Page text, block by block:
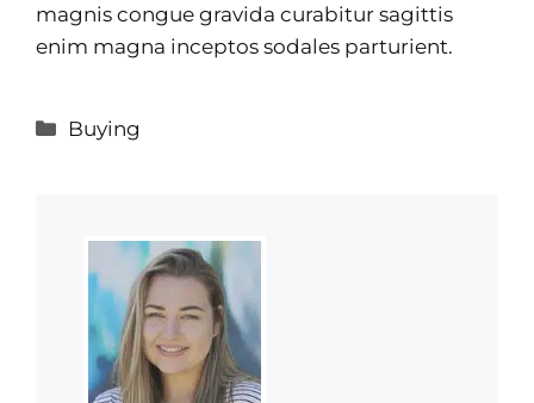
magnis congue gravida curabitur sagittis
enim magna inceptos sodales parturient.
Categories
Buying